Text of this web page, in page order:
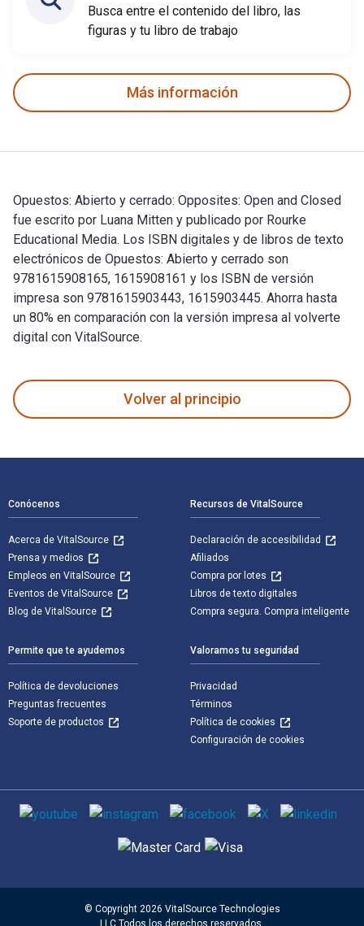
Busca entre el contenido del libro, las
figuras y tu libro de trabajo
Más información
Opuestos: Abierto y cerrado: Opposites: Open and Closed
fue escrito por Luana Mitten y publicado por Rourke
Educational Media. Los ISBN digitales y de libros de texto
electrónicos de Opuestos: Abierto y cerrado son
9781615908165, 1615908161 y los ISBN de versión
impresa son 9781615903443, 1615903445. Ahorra hasta
un 80% en comparación con la versión impresa al volverte
digital con VitalSource.
Volver al principio
Conócenos
Acerca de VitalSource
Prensa y medios
Empleos en VitalSource
Eventos de VitalSource
Blog de VitalSource
Recursos de VitalSource
Declaración de accesibilidad
Afiliados
Compra por lotes
Libros de texto digitales
Compra segura. Compra inteligente
Permite que te ayudemos
Política de devoluciones
Preguntas frecuentes
Soporte de productos
Valoramos tu seguridad
Privacidad
Términos
Política de cookies
Configuración de cookies
Medios de comunicación social
Métodos de pago admitidos
© Copyright 2026 VitalSource Technologies
LLC Todos los derechos reservados.